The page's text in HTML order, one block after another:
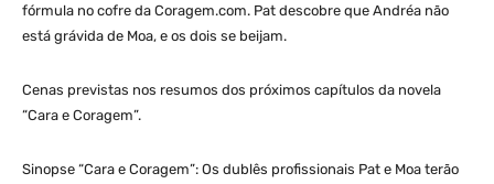
fórmula no cofre da Coragem.com. Pat descobre que Andréa não
está grávida de Moa, e os dois se beijam.
Cenas previstas nos resumos dos próximos capítulos da novela
“Cara e Coragem”.
Sinopse “Cara e Coragem”: Os dublês profissionais Pat e Moa terão